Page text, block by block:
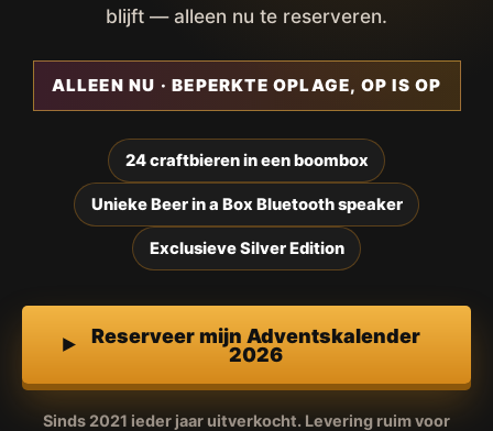
blijft — alleen nu te reserveren.
ALLEEN NU · BEPERKTE OPLAGE, OP IS OP
24 craftbieren in een boombox
Unieke Beer in a Box Bluetooth speaker
Exclusieve Silver Edition
Reserveer mijn Adventskalender
2026
Sinds 2021 ieder jaar uitverkocht. Levering ruim voor